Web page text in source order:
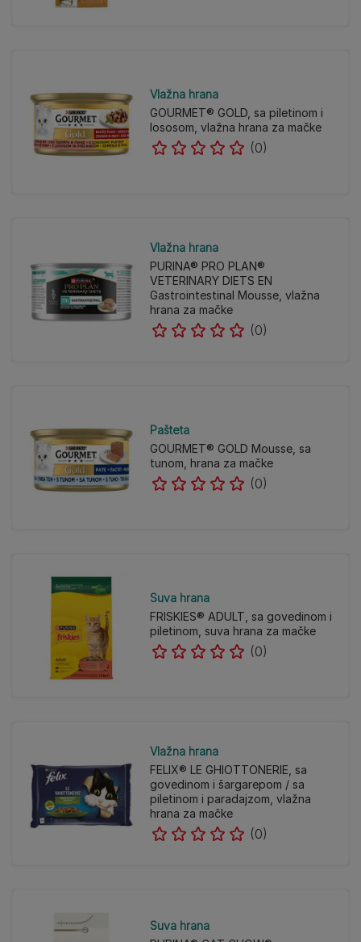
Vlažna hrana
GOURMET® GOLD, sa piletinom i
lososom, vlažna hrana za mačke
(0)
Vlažna hrana
PURINA® PRO PLAN®
VETERINARY DIETS EN
Gastrointestinal Mousse, vlažna
hrana za mačke
(0)
Pašteta
GOURMET® GOLD Mousse, sa
tunom, hrana za mačke
(0)
Suva hrana
FRISKIES® ADULT, sa govedinom i
piletinom, suva hrana za mačke
(0)
Vlažna hrana
FELIX® LE GHIOTTONERIE, sa
govedinom i šargarepom / sa
piletinom i paradajzom, vlažna
hrana za mačke
(0)
Suva hrana